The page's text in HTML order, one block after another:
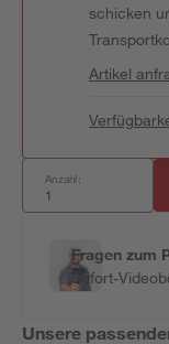
schicken
Artikel
Anzahl:
Fragen zum
Sofort-
Unsere